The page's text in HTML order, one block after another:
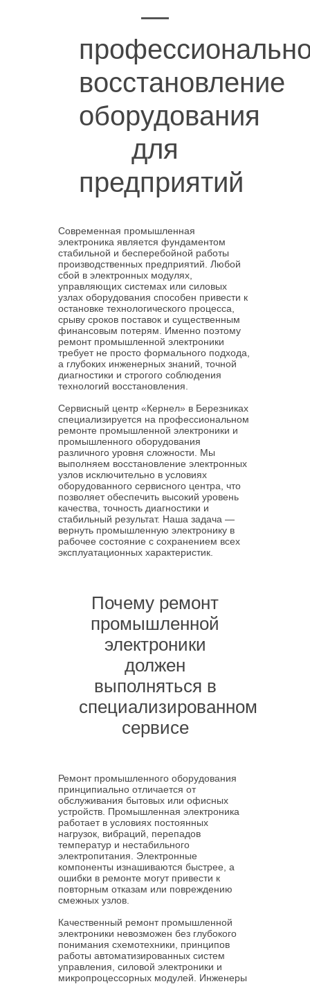
—
восстановление
оборудования
для
предприятий
Современная промышленная
электроника является фундаментом
стабильной и бесперебойной работы
производственных предприятий. Любой
сбой в электронных модулях,
управляющих системах или силовых
узлах оборудования способен привести к
остановке технологического процесса,
срыву сроков поставок и существенным
финансовым потерям. Именно поэтому
ремонт промышленной электроники
требует не просто формального подхода,
а глубоких инженерных знаний, точной
диагностики и строгого соблюдения
технологий восстановления.
Сервисный центр «Кернел» в Березниках
специализируется на профессиональном
ремонте промышленной электроники и
промышленного оборудования
различного уровня сложности. Мы
выполняем восстановление электронных
узлов исключительно в условиях
оборудованного сервисного центра, что
позволяет обеспечить высокий уровень
качества, точность диагностики и
стабильный результат. Наша задача —
вернуть промышленную электронику в
рабочее состояние с сохранением всех
эксплуатационных характеристик.
Почему ремонт
промышленной
электроники
должен
выполняться в
специализированном
сервисе
Ремонт промышленного оборудования
принципиально отличается от
обслуживания бытовых или офисных
устройств. Промышленная электроника
работает в условиях постоянных
нагрузок, вибраций, перепадов
температур и нестабильного
электропитания. Электронные
компоненты изнашиваются быстрее, а
ошибки в ремонте могут привести к
повторным отказам или повреждению
смежных узлов.
Качественный ремонт промышленной
электроники невозможен без глубокого
понимания схемотехники, принципов
работы автоматизированных систем
управления, силовой электроники и
микропроцессорных модулей. Инженеры